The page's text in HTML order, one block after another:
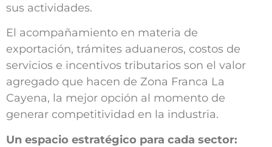
sus actividades.
El acompañamiento en materia de
exportación, trámites aduaneros, costos de
servicios e incentivos tributarios son el valor
agregado que hacen de Zona Franca La
Cayena, la mejor opción al momento de
generar competitividad en la industria.
Un espacio estratégico para cada sector: